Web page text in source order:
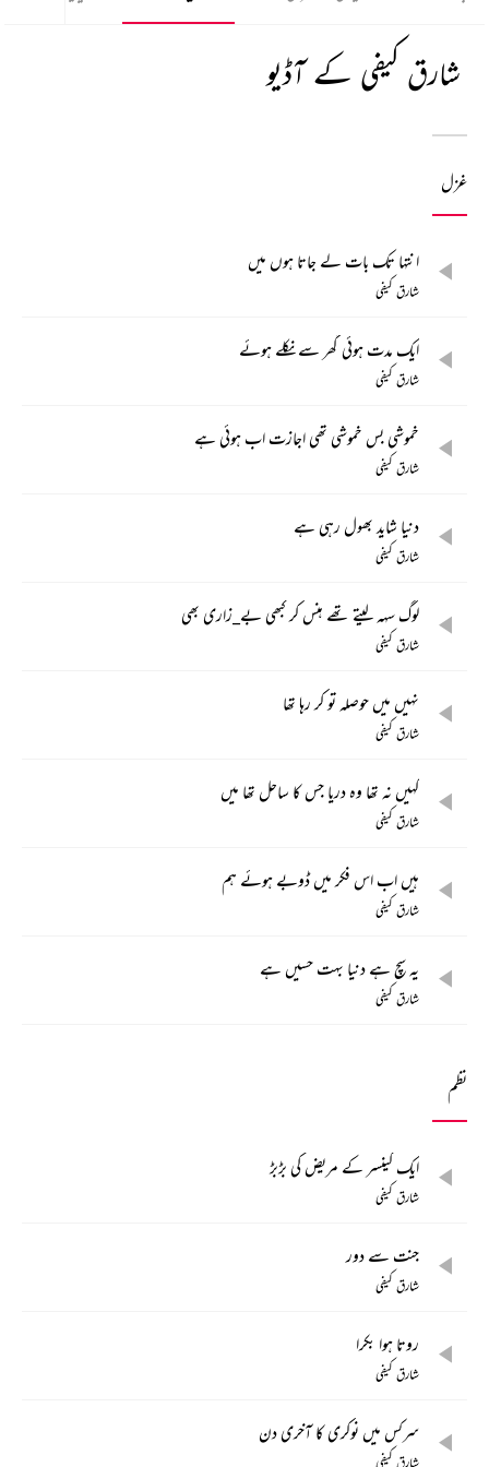
شارق کیفی کے آڈیو
غزل
انتہا تک بات لے جاتا ہوں میں
شارق کیفی
ایک مدت ہوئی گھر سے نکلے ہوئے
شارق کیفی
خموشی بس خموشی تھی اجازت اب ہوئی ہے
شارق کیفی
دنیا شاید بھول رہی ہے
شارق کیفی
لوگ سہہ لیتے تھے ہنس کر کبھی بے_زاری بھی
شارق کیفی
نہیں میں حوصلہ تو کر رہا تھا
شارق کیفی
کہیں نہ تھا وہ دریا جس کا ساحل تھا میں
شارق کیفی
ہیں اب اس فکر میں ڈوبے ہوئے ہم
شارق کیفی
یہ سچ ہے دنیا بہت حسیں ہے
شارق کیفی
نظم
ایک کینسر کے مریض کی بڑبڑ
شارق کیفی
جنت سے دور
شارق کیفی
روتا ہوا بکرا
شارق کیفی
سرکس میں نوکری کا آخری دن
شارق کیفی